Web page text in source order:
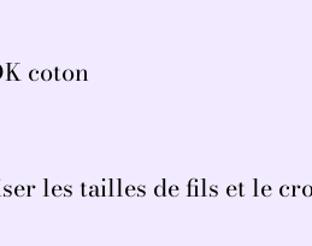
coton
les tailles de fils et le